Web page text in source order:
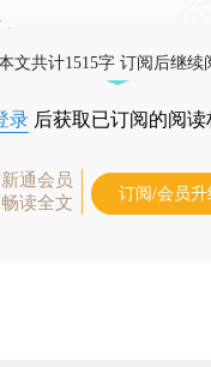
文共计1515字 订阅后继续
录 后获取已订阅的阅读
通会员
读全文
订阅/会员升